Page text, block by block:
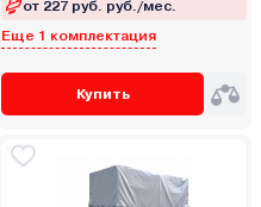
от 227 руб. руб./мес.
Еще 1 комплектация
Купить